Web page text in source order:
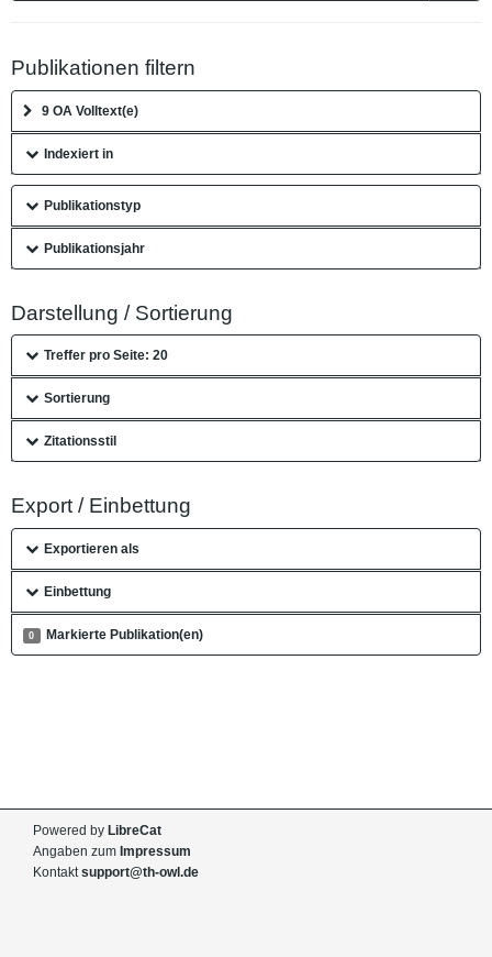
Publikationen filtern
9 OA Volltext(e)
Indexiert in
Publikationstyp
Publikationsjahr
Darstellung / Sortierung
Treffer pro Seite: 20
Sortierung
Zitationsstil
Export / Einbettung
Exportieren als
Einbettung
0 Markierte Publikation(en)
Powered by LibreCat
Angaben zum Impressum
Kontaktsupport@th-owl.de